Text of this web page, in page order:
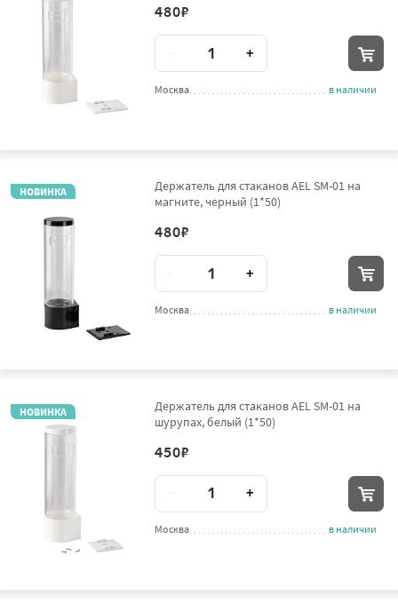
480₽
+
Москва в наличии
Держатель для стаканов AEL SM-01 на
магните, черный (1*50)
480₽
Количество
+
Москва в наличии
НОВИНКА
Держатель для стаканов AEL SM-01 на
шурупах, белый (1*50)
450₽
Количество
+
Москва в наличии
НОВИНКА